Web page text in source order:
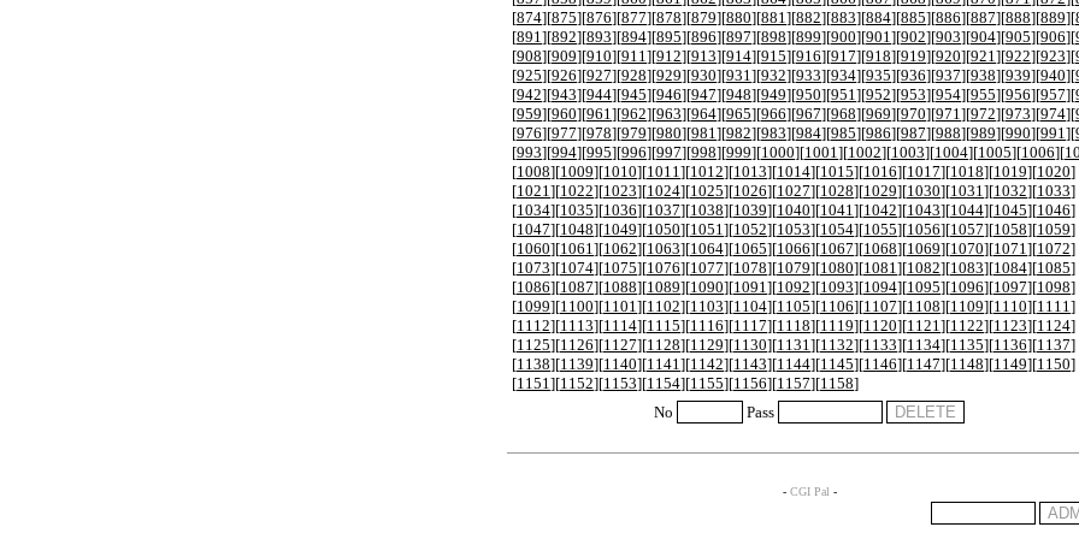
[874][875][876][877][878][879][880][881][882][883][884][885][886][887][888][889][
[891][892][893][894][895][896][897][898][899][900][901][902][903][904][905][906][
[908][909][910][911][912][913][914][915][916][917][918][919][920][921][922][923][
[925][926][927][928][929][930][931][932][933][934][935][936][937][938][939][940][
[942][943][944][945][946][947][948][949][950][951][952][953][954][955][956][957][
[959][960][961][962][963][964][965][966][967][968][969][970][971][972][973][974][
[976][977][978][979][980][981][982][983][984][985][986][987][988][989][990][991][
[993][994][995][996][997][998][999][1000][1001][1002][1003][1004][1005][1006][
[1008][1009][1010][1011][1012][1013][1014][1015][1016][1017][1018][1019][1020]
[1021][1022][1023][1024][1025][1026][1027][1028][1029][1030][1031][1032][1033]
[1034][1035][1036][1037][1038][1039][1040][1041][1042][1043][1044][1045][1046]
[1047][1048][1049][1050][1051][1052][1053][1054][1055][1056][1057][1058][1059]
[1060][1061][1062][1063][1064][1065][1066][1067][1068][1069][1070][1071][1072]
[1073][1074][1075][1076][1077][1078][1079][1080][1081][1082][1083][1084][1085]
[1086][1087][1088][1089][1090][1091][1092][1093][1094][1095][1096][1097][1098]
[1099][1100][1101][1102][1103][1104][1105][1106][1107][1108][1109][1110][1111]
[1112][1113][1114][1115][1116][1117][1118][1119][1120][1121][1122][1123][1124]
[1125][1126][1127][1128][1129][1130][1131][1132][1133][1134][1135][1136][1137]
[1138][1139][1140][1141][1142][1143][1144][1145][1146][1147][1148][1149][1150]
[1151][1152][1153][1154][1155][1156][1157][1158]
No
Pass
- CGI Pal -